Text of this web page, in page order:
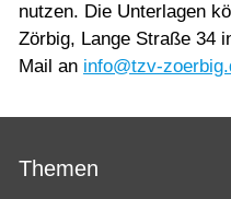
AZV
nutzen. Die Unterlagen
Zörbig, Lange Straße 34
Mail an info@tzv-
Themen